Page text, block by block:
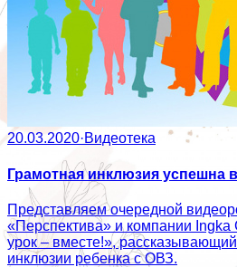
20.03.2020·Видеотека
Грамотная инклюзия успешна
Представляем очередной
«Перспектива» и компании
урок – вместе!»,
инклюзии ребенка с ОВЗ.